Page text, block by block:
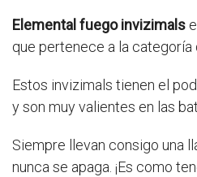
Elemental fuego invizimals
que pertenece a la categoría
Estos invizimals tienen el
y son muy valientes en las
Siempre llevan consigo una
nunca se apaga. ¡Es como